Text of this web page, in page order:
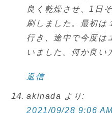
良く乾燥させ、1日
刷しました。最初は
行き、途中で今度は
いました。何か良い
返信
akinada より:
2021/09/28 9:06